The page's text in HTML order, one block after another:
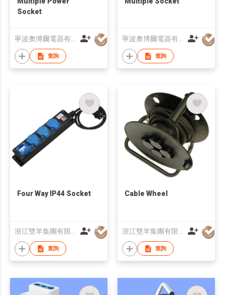
Socket
查詢 查詢
Four Way IP44 Socket
浙江雙羊集團有限公司
查詢
Cable Wheel
浙江雙羊集團有限公司
查詢